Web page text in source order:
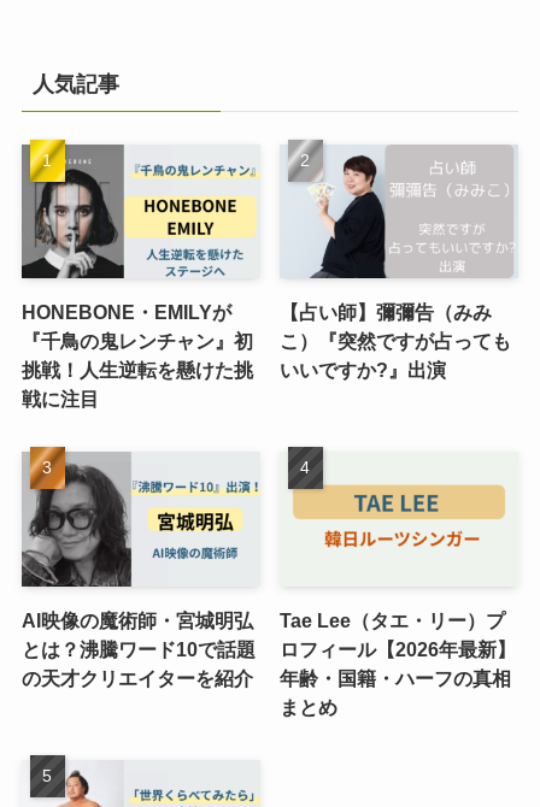
人気記事
HONEBONE・EMILYが
『千鳥の鬼レンチャン』初
挑戦！人生逆転を懸けた挑
戦に注目
【占い師】彌彌告（みみ
こ）『突然ですが占っても
いいですか?』出演
AI映像の魔術師・宮城明弘
とは？沸騰ワード10で話題
の天才クリエイターを紹介
Tae Lee（タエ・リー）プ
ロフィール【2026年最新】
年齢・国籍・ハーフの真相
まとめ